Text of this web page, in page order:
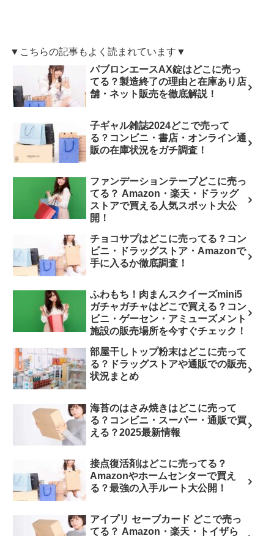
▼こちらの記事もよく読まれています▼
パブロンエースAX錠はどこに売っ
てる？製造終了の理由と在庫あり店
舗・ネット販売を徹底解説！
子ギャル雑誌2024どこで売って
る？コンビニ・書店・オンライン通
販の在庫状況をガチ調査！
ファンデーションテープどこに売っ
てる？ Amazon・楽天・ドラッグ
ストアで買える人気スポット大公
開！
チョコサプはどこに売ってる？コン
ビニ・ドラッグストア・Amazonで
手に入るか徹底調査！
ふわもち！肉まんスクイーズmini5
ガチャガチャはどこで買える？コン
ビニ・ゲーセン・アミューズメント
施設の販売場所を今すぐチェック！
部屋干しトップ粉末はどこに売って
る？ドラッグストアや通販での販売
状況まとめ
海苔のはさみ焼きはどこに売って
る？コンビニ・スーパー・通販で買
える？2025最新情報
接点復活剤はどこに売ってる？
Amazonやホームセンターで買え
る？最強の入手ルート大公開！
アイプリ セーブカード どこで売っ
てる？ Amazon・楽天・トイザら